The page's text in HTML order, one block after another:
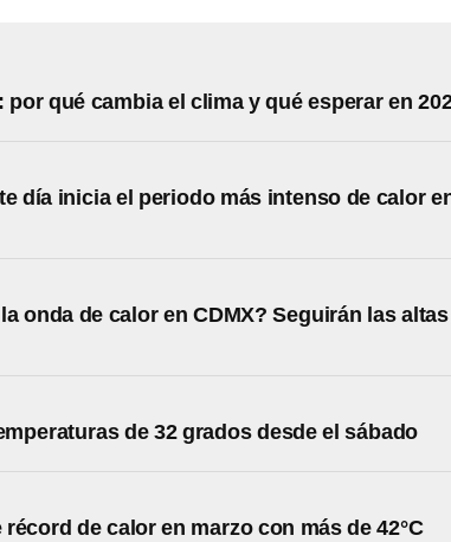
qué cambia el clima y qué esperar en
día inicia el periodo más intenso de calor
onda de calor en CDMX? Seguirán las altas
de 32 grados desde el sábado
de calor en marzo con más de 42°C